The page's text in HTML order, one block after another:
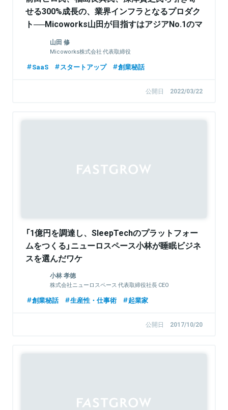
せる300%成長の、業界インフラとなるプロダク
ト──Micoworks山田が目指すはアジアNo.1のマ
ーケSaaSカンパニー
山田 修
Micoworks株式会社 代表取締役
SaaS スタートアップ 創業秘話
公開日 2022/03/22
「1億円を調達し、SleepTechのプラットフォー
ムをつくる」ニューロスペース小林が睡眠ビジネ
スを選んだワケ
小林 孝徳
株式会社ニューロスペース 代表取締役社長 CEO
創業秘話 生産性・仕事術 起業家
公開日 2017/10/20